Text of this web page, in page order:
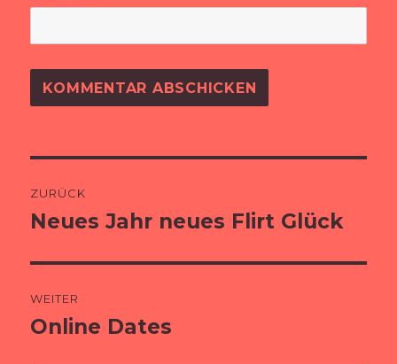
ZURÜCK
Vorheriger
Neues Jahr neues Flirt Glück
WEITER
Nächster
Online Dates